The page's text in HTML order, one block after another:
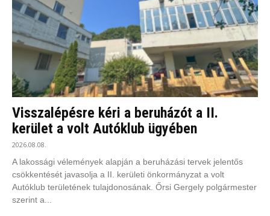
Visszalépésre kéri a beruházót a II.
kerület a volt Autóklub ügyében
2026.08.08.
A lakossági vélemények alapján a beruházási tervek jelentős
csökkentését javasolja a II. kerületi önkormányzat a volt
Autóklub területének tulajdonosának. Őrsi Gergely polgármester
szerint a...